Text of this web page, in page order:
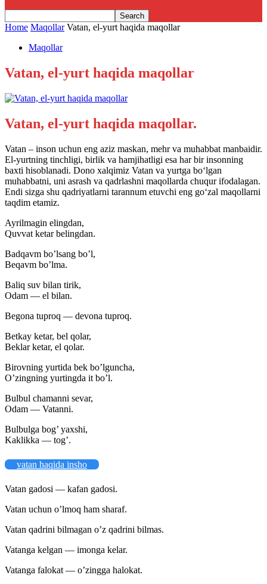
Home Maqollar Vatan, el-yurt haqida maqollar
Maqollar
Vatan, el-yurt haqida maqollar
Vatan, el-yurt haqida maqollar.
Vatan – inson uchun eng aziz maskan, mehr va muhabbat manbaidir.
El-yurtning tinchligi, birlik va hamjihatligi esa har bir insonning
baxti hisoblanadi. Dono xalqimiz Vatan va yurtga bo‘lgan
muhabbatni, uni asrash va qadrlashni maqollarda chuqur ifodalagan.
Endi sizga shu qadriyatlarni tarannum etuvchi eng go‘zal maqollarni
taqdim etamiz.
Ayrilmagin elingdan,
Quvvat ketar belingdan.
Badqavm bo’lsang bo’l,
Beqavm bo’lma.
Baliq suv bilan tirik,
Odam — el bilan.
Begona tuproq — devona tuproq.
Betkay ketar, bel qolar,
Beklar ketar, el qolar.
Birovning yurtida bek bo’lguncha,
O’zingning yurtingda it bo’l.
Bulbul chamanni sevar,
Odam — Vatanni.
Bulbulga bog’ yaxshi,
Kaklikka — tog’.
vatan haqida insho
Vatan gadosi — kafan gadosi.
Vatan uchun o’lmoq ham sharaf.
Vatan qadrini bilmagan o’z qadrini bilmas.
Vatanga kelgan — imonga kelar.
Vatanga falokat — o’zingga halokat.